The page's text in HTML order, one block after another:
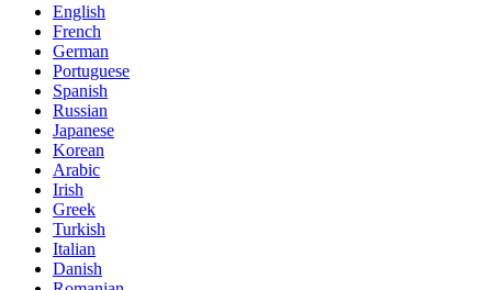
English
French
German
Portuguese
Spanish
Russian
Japanese
Korean
Arabic
Irish
Greek
Turkish
Italian
Danish